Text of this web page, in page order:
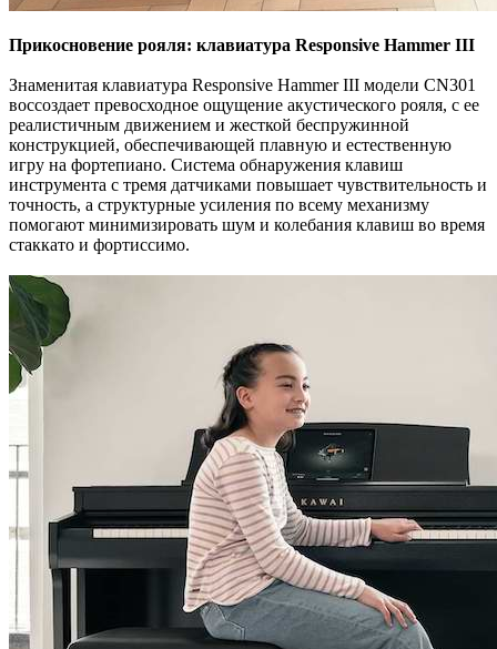
Прикосновение рояля: клавиатура Responsive Hammer III
Знаменитая клавиатура Responsive Hammer III модели CN301
воссоздает превосходное ощущение акустического рояля, с ее
реалистичным движением и жесткой беспружинной
конструкцией, обеспечивающей плавную и естественную
игру на фортепиано. Система обнаружения клавиш
инструмента с тремя датчиками повышает чувствительность и
точность, а структурные усиления по всему механизму
помогают минимизировать шум и колебания клавиш во время
стаккато и фортиссимо.